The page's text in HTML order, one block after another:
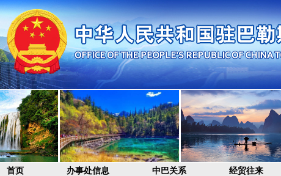
首页 办事处信息 中巴关系 经贸往来